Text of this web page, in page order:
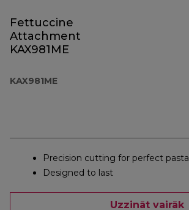
Fettuccine
Attachment
KAX981ME
KAX981ME
Precision cutting for perfect pasta
Designed to last
Uzzināt vairāk